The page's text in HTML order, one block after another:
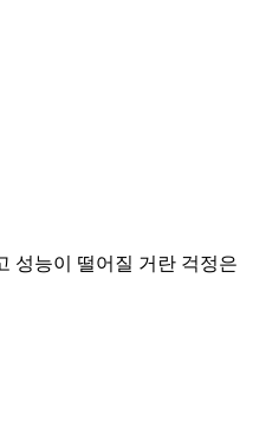
성능이 떨어질 거란 걱정은